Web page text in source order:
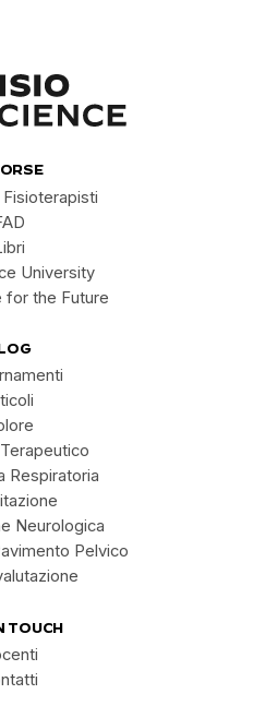
FisioScience
University
for the Future
Respiratoria
Neurologica
Pelvico
TOUCH